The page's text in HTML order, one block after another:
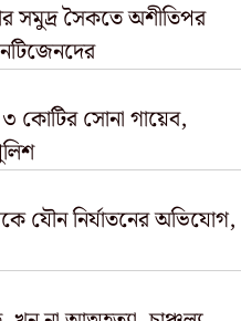
সমুদ্র সৈকতে অশীতিপর
৩ কোটির সোনা গায়েব,
যৌন নির্যাতনের অভিযোগ,